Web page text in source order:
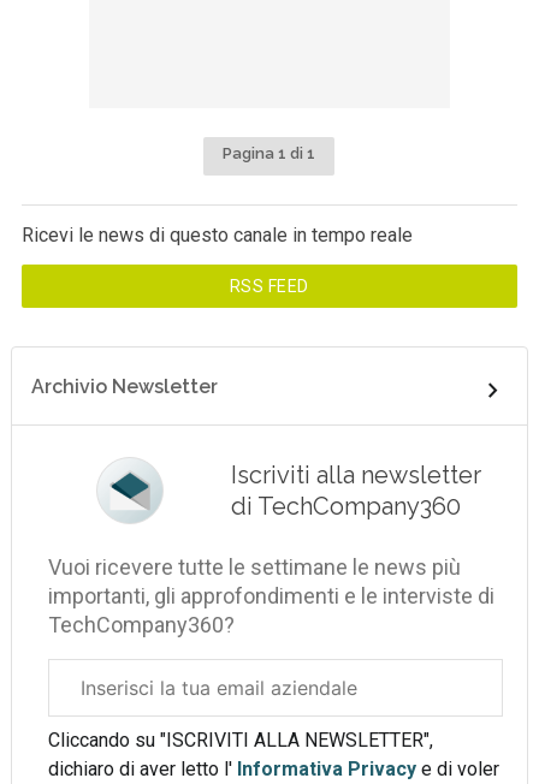
Pagina 1 di 1
Ricevi le news di questo canale in tempo reale
RSS FEED
Archivio Newsletter
Iscriviti alla newsletter
di TechCompany360
Vuoi ricevere tutte le settimane le news più
importanti, gli approfondimenti e le interviste di
TechCompany360?
aziendale
Cliccando su "ISCRIVITI ALLA NEWSLETTER",
dichiaro di aver letto l' Informativa Privacye di voler